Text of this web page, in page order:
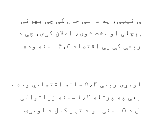
د اپريل په ۱۶مې نېټې، په داسې حال کې چې بهرنی
او سخت شوی، اعلان کړی، چې د
روان کال په لومړۍ ربعې کې یې اقتصاد ۴،۵ سلنه وده
د چين د روان کال د لومړۍ ربعې ۵،۴ سلنه اقتصادي وده د
تېر کال د څلورمې ربعې په پرتله ۱،۲ سلنه زیاتوالی
ښيي او د تېر ټول کال د ۵ سلنې او د تېر کال د لومړۍ